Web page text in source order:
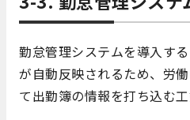
勤怠管理システムを導入す
が自動反映されるため、労
て出勤簿の情報を打ち込む